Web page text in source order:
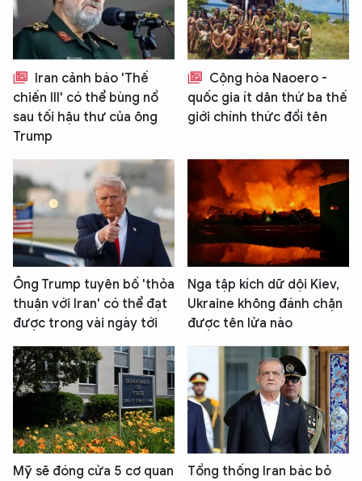
Iran cảnh báo 'Thế
chiến III' có thể bùng nổ
sau tối hậu thư của ông
Trump
Cộng hòa Naoero -
quốc gia ít dân thứ ba thế
giới chính thức đổi tên
Ông Trump tuyên bố 'thỏa
thuận với Iran' có thể đạt
được trong vài ngày tới
Nga tập kích dữ dội Kiev,
Ukraine không đánh chặn
được tên lửa nào
Mỹ sẽ đóng cửa 5 cơ quan
Tổng thống Iran bác bỏ